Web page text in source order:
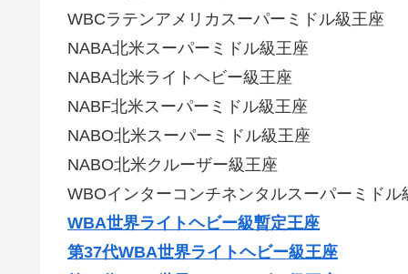
WBCラテンアメリカスーパーミドル級王座
NABA北米スーパーミドル級王座
NABA北米ライトヘビー級王座
NABF北米スーパーミドル級王座
NABO北米スーパーミドル級王座
NABO北米クルーザー級王座
WBOインターコンチネンタルスーパーミドル
WBA世界ライトヘビー級暫定王座
第37代WBA世界ライトヘビー級王座